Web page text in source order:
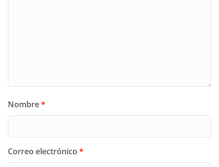
Nombre*
Correo electrónico *